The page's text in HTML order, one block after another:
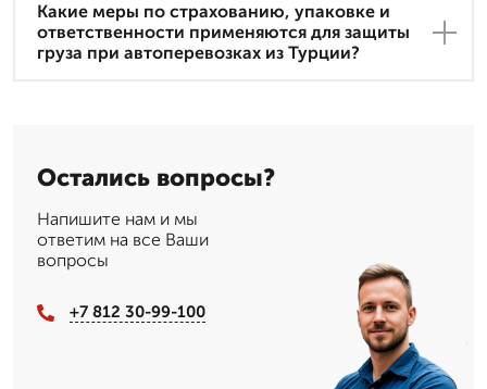
Какие меры по страхованию, упаковке и
ответственности применяются для защиты
груза при автоперевозках из Турции?
Остались вопросы?
Напишите нам и мы
ответим на все Ваши
вопросы
+7 812 30-99-100